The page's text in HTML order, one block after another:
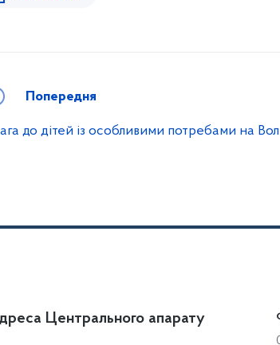
Попередня
до дітей із особливими потребами на
Громадянам
Доступ до публічної
Центрального апарату